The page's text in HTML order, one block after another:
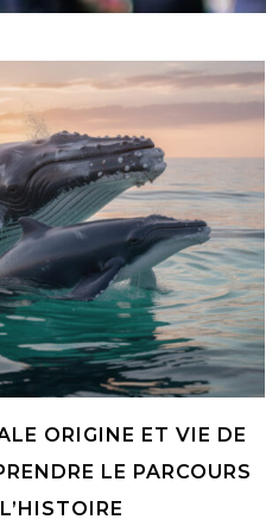
ORIGINE ET VIE DE
LE PARCOURS